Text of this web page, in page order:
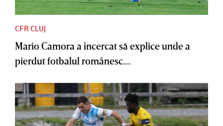
CFR CLUJ
Mario Camora a încercat să explice unde a
pierdut fotbalul românesc....